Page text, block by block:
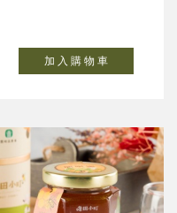
加 入 購 物 車